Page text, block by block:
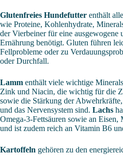
Glutenfreies Hundefutter enthält
wie Proteine, Kohlenhydrate,
der Vierbeiner für eine ausgewogene
Ernährung benötigt. Gluten führen
Fellprobleme oder zu
oder Durchfall.
Lamm enthält viele wichtige
Zink und Niacin, die wichtig für die
sowie die Stärkung der
und das Nervensystem sind. Lachs
Omega-3-Fettsäuren sowie an
und ist zudem reich an Vitamin B6
Kartoffeln gehören zu den